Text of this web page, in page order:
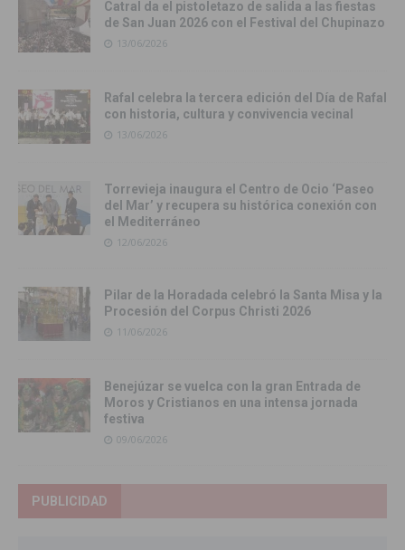
Catral da el pistoletazo de salida a las fiestas
de San Juan 2026 con el Festival del Chupinazo
13/06/2026
Rafal celebra la tercera edición del Día de Rafal
con historia, cultura y convivencia vecinal
13/06/2026
Torrevieja inaugura el Centro de Ocio ‘Paseo
del Mar’ y recupera su histórica conexión con
el Mediterráneo
12/06/2026
Pilar de la Horadada celebró la Santa Misa y la
Procesión del Corpus Christi 2026
11/06/2026
Benejúzar se vuelca con la gran Entrada de
Moros y Cristianos en una intensa jornada
festiva
09/06/2026
PUBLICIDAD